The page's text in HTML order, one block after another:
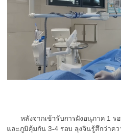
หลังจากเข้ารับการฝังอนุภาค 1 รอ
และภูมิคุ้มกัน 3-4 รอบ ลุงจินรู้สึกว่าค